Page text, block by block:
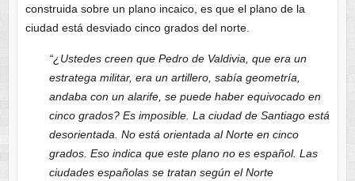
construida sobre un plano incaico, es que el plano de la
ciudad está desviado cinco grados del norte.
“¿Ustedes creen que Pedro de Valdivia, que era un
estratega militar, era un artillero, sabía geometría,
andaba con un alarife, se puede haber equivocado en
cinco grados? Es imposible. La ciudad de Santiago está
desorientada. No está orientada al Norte en cinco
grados. Eso indica que este plano no es español. Las
ciudades españolas se tratan según el Norte